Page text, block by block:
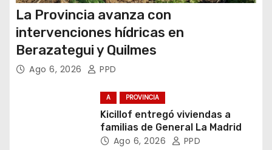
La Provincia avanza con
intervenciones hídricas en
Berazategui y Quilmes
Ago 6, 2026 PPD
A PROVINCIA
Kicillof entregó viviendas a
familias de General La Madrid
Ago 6, 2026 PPD